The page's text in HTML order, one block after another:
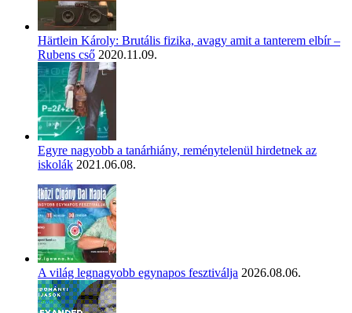
Härtlein Károly: Brutális fizika, avagy amit a tanterem elbír –
Rubens cső 2020.11.09.
Egyre nagyobb a tanárhiány, reménytelenül hirdetnek az
iskolák 2021.06.08.
A világ legnagyobb egynapos fesztiválja 2026.08.06.